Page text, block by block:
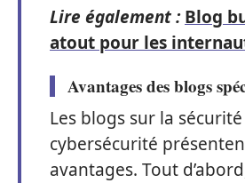
Lire également : Blog
atout pour les
Avantages des blogs
Les blogs sur la
cybersécurité
avantages. Tout